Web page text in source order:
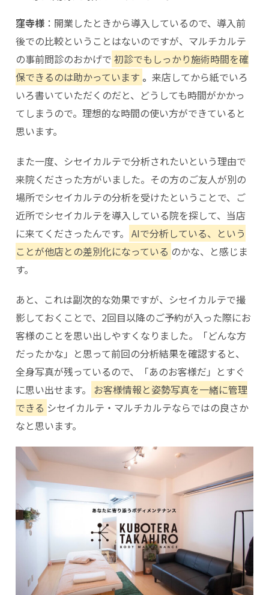
窪寺様 ：開業したときから導入しているので、導入前
後での比較ということはないのですが、マルチカルテ
の事前問診のおかげで 初診でもしっかり施術時間を確
保できるのは助かっています 。 来店してから紙でいろ
いろ書いていただくのだと、どうしても時間がかかっ
てしまうので。理想的な時間の使い方ができていると
思います。
また一度、シセイカルテで分析されたいという理由で
来院くださった方がいました。その方のご友人が別の
場所でシセイカルテの分析を受けたということで、ご
近所でシセイカルテを導入している院を探して、当店
に来てくださったんです。 AIで分析している、という
ことが他店との差別化になっている のかな、と感じま
す。
あと、これは副次的な効果ですが、シセイカルテで撮
影しておくことで、2回目以降のご予約が入った際にお
客様のことを思い出しやすくなりました。「どんな方
だったかな」と思って前回の分析結果を確認すると、
全身写真が残っているので、「あのお客様だ」とすぐ
に思い出せます。
お客様情報と姿勢写真を一緒に管理
できる シセイカルテ・マルチカルテならではの良さか
なと思います。